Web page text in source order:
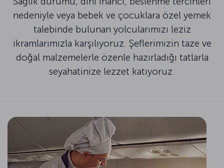
nedeniyle veya bebek ve çocuklara özel yemek
talebinde bulunan yolcularımızı leziz
ikramlarımızla karşılıyoruz. Şeflerimizin taze ve
doğal malzemelerle özenle hazırladığı tatlarla
seyahatinize lezzet katıyoruz.